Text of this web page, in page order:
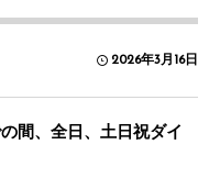
2026年3月16日
間、全日、土日祝ダイ